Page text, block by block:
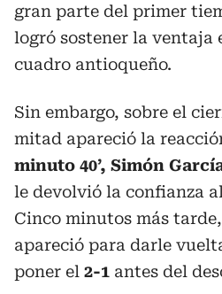
gran parte del primer
logró sostener la ventaja
cuadro antioqueño.
Sin embargo, sobre el
mitad apareció la
minuto 40’, Simón
le devolvió la confianza
Cinco minutos más tarde,
apareció para darle
poner el 2-1 antes del